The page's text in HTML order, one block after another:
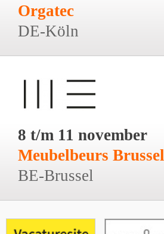
Orgatec
DE-Köln
8 t/m 11 november
Meubelbeurs Brussel
BE-Brussel